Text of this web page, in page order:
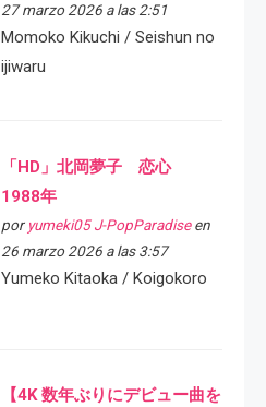
27 marzo 2026 a las 2:51
Momoko Kikuchi / Seishun no
ijiwaru
「HD」北岡夢子 恋心
1988年
por yumeki05 J-PopParadiseen
26 marzo 2026 a las 3:57
Yumeko Kitaoka / Koigokoro
【4K 数年ぶりにデビュー曲を